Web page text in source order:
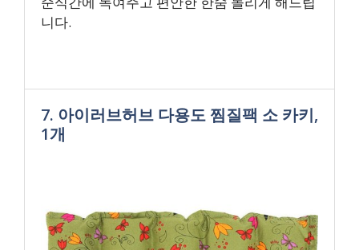
니다.
7. 아이러브허브 다용도 찜질팩 소 카키,
1개